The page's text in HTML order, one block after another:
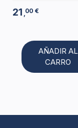
21 00 €
AÑADIR AL
CARRO